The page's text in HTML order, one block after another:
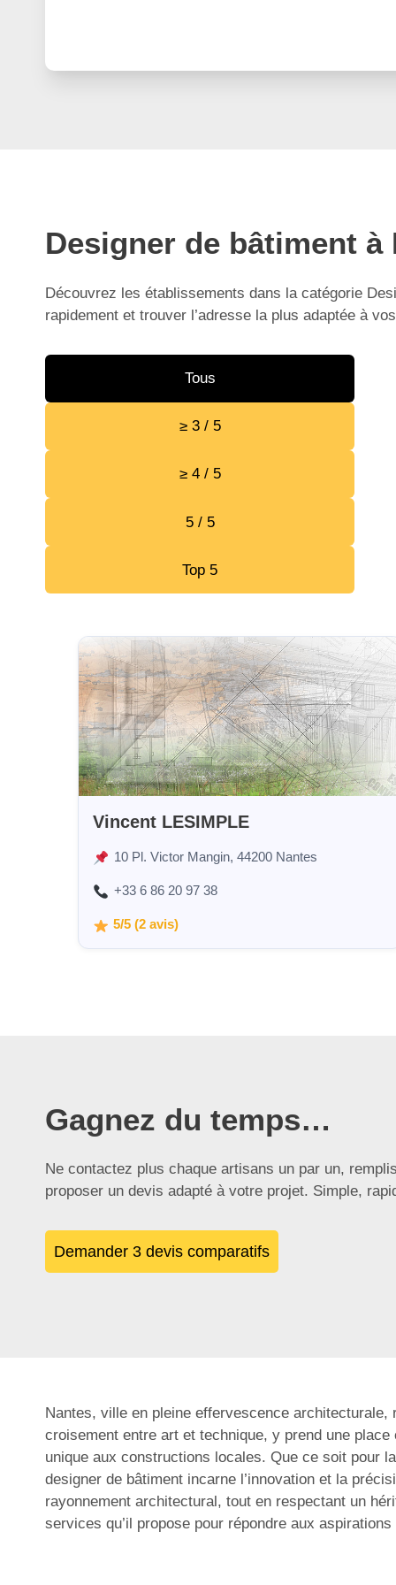
Designer de bâtiment
Découvrez les établissements dans la catégorie
rapidement et trouver l’adresse la plus adaptée à
Tous
≥ 3 / 5
≥ 4 / 5
5 / 5
Top 5
Vincent LESIMPLE
10 Pl. Victor Mangin, 44200 Nantes
+33 6 86 20 97 38
5/5 (2 avis)
Gagnez du temps…
Ne contactez plus chaque artisans un par un,
proposer un devis adapté à votre projet. Simple,
Demander 3 devis comparatifs
Nantes, ville en pleine effervescence
croisement entre art et technique, y prend une
unique aux constructions locales. Que ce soit pour
designer de bâtiment incarne l’innovation et la
rayonnement architectural, tout en respectant un
services qu’il propose pour répondre aux